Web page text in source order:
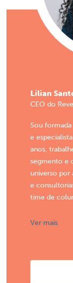
Lilian
CEO do
Sou
e
anos,
segmento e
universo por
e
time de
Ver mais